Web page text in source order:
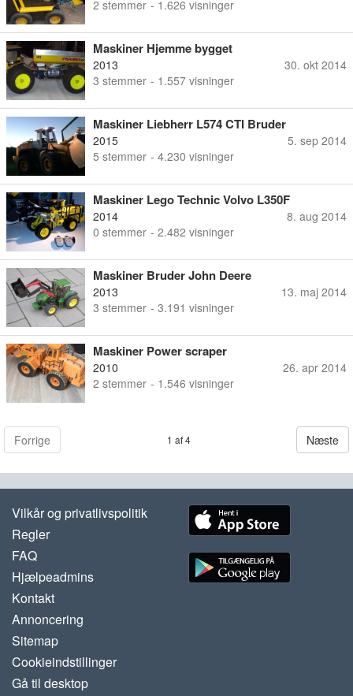
2 stemmer - 1.626 visninger
Maskiner Hjemme bygget
2013
3 stemmer - 1.557 visninger
30. okt 2014
Maskiner Liebherr L574 CTI Bruder
2015
5 stemmer - 4.230 visninger
5. sep 2014
Maskiner Lego Technic Volvo L350F
2014
0 stemmer - 2.482 visninger
8. aug 2014
Maskiner Bruder John Deere
2013
3 stemmer - 3.191 visninger
13. maj 2014
Maskiner Power scraper
2010
2 stemmer - 1.546 visninger
26. apr 2014
Forrige 1 af 4 Næste
Vilkår og privatlivspolitik
Regler
FAQ
Hjælpeadmins
Kontakt
Annoncering
Sitemap
Cookieindstillinger
Gå til desktop